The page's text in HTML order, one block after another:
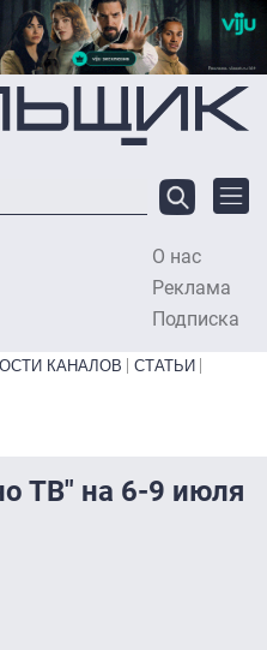
О нас
Реклама
Подписка
КАНАЛОВ
СТАТЬИ
ТВ" на 6-9 июля